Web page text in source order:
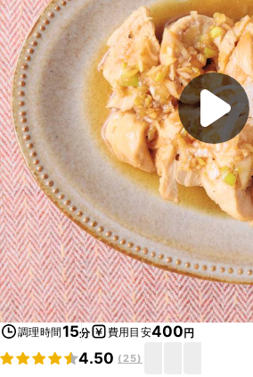
調理時間15分 費用目安400円
4.50 (25)